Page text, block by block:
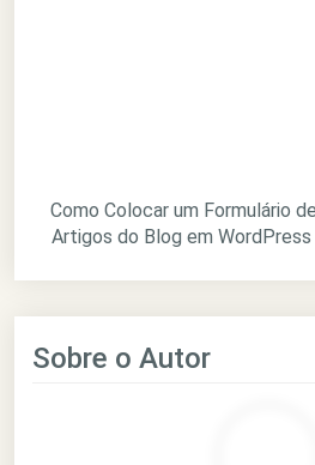
Como Colocar um Formulário
Artigos do Blog em
Sobre o Autor